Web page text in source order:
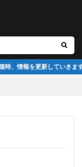
情報を更新していきます！